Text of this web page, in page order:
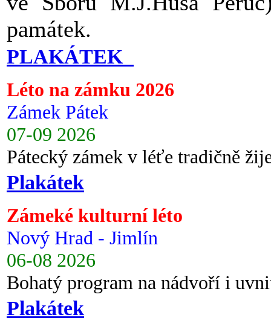
památek.
PLAKÁTEK
Léto na zámku 2026
Zámek Pátek
07-09 2026
Pátecký zámek v léťe tradičně
Plakátek
Zámeké kulturní léto
Nový Hrad - Jimlín
06-08 2026
Bohatý program na nádvoří i
Plakátek